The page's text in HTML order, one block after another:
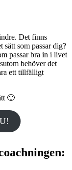
Det finns
sätt som passar dig?
passar bra in i livet
behöver det
ett tillfälligt
🙂